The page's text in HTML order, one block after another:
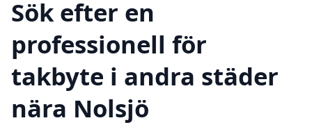
Sök efter en
professionell för
takbyte i andra städer
nära Nolsjö